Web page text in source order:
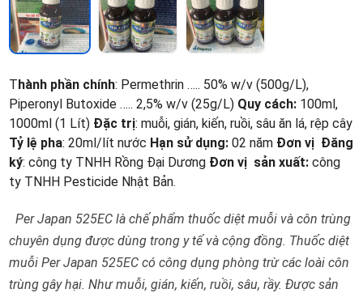
Thành phần chính: Permethrin ….. 50% w/v (500g/L),
Piperonyl Butoxide ….. 2,5% w/v (25g/L) Quy cách: 100ml,
1000ml (1 Lít) Đặc trị: muỗi, gián, kiến, ruồi, sâu ăn lá, rệp cây
Tỷ lệ pha: 20ml/lít nước Hạn sử dụng: 02 năm Đơn vị Đăng
ký: công ty TNHH Rồng Đại Dương Đơn vị sản xuất: công
ty TNHH Pesticide Nhật Bản.
Per Japan 525EC là chế phẩm thuốc diệt muỗi và côn trùng
chuyên dụng được dùng trong y tế và cộng đồng. Thuốc diệt
muỗi Per Japan 525EC có công dụng phòng trừ các loài côn
trùng gây hại. Như muỗi, gián, kiến, ruồi, sâu, rầy. Được sản